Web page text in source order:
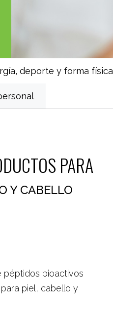
deporte y forma física
PARA
Y CABELLO
péptidos bioactivos
piel, cabello y